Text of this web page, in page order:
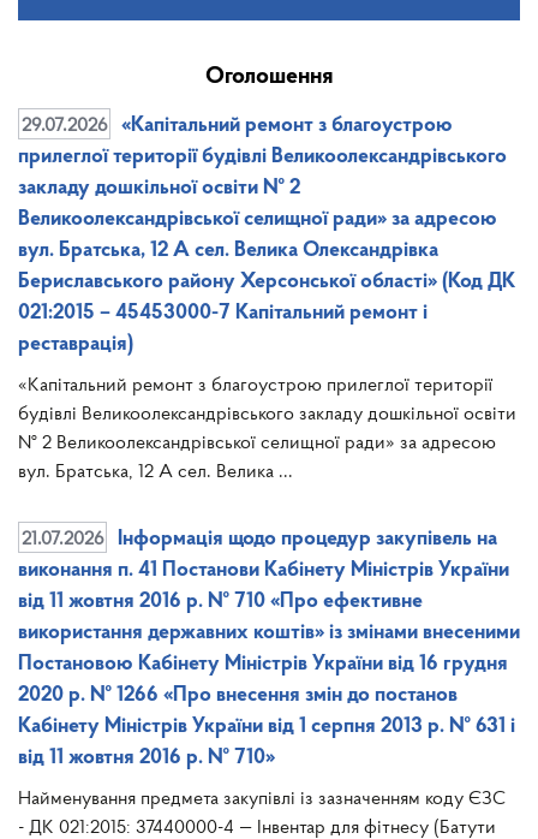
Оголошення
29.07.2026
«Капітальний ремонт з благоустрою
прилеглої території будівлі Великоолександрівського
закладу дошкільної освіти № 2
Великоолександрівської селищної ради» за адресою
вул. Братська, 12 А сел. Велика Олександрівка
Бериславського району Херсонської області» (Код ДК
021:2015 – 45453000-7 Капітальний ремонт і
реставрація)
«Капітальний ремонт з благоустрою прилеглої території
будівлі Великоолександрівського закладу дошкільної освіти
№ 2 Великоолександрівської селищної ради» за адресою
вул. Братська, 12 А сел. Велика ...
21.07.2026
Інформація щодо процедур закупівель на
виконання п. 41 Постанови Кабінету Міністрів України
від 11 жовтня 2016 р. № 710 «Про ефективне
використання державних коштів» із змінами внесеними
Постановою Кабінету Міністрів України від 16 грудня
2020 р. № 1266 «Про внесення змін до постанов
Кабінету Міністрів України від 1 серпня 2013 р. № 631 і
від 11 жовтня 2016 р. № 710»
Найменування предмета закупівлі із зазначенням коду ЄЗС
- ДК 021:2015: 37440000-4 — Інвентар для фітнесу (Батути